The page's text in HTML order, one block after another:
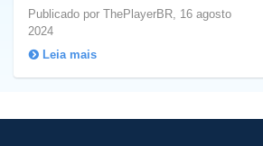
Publicado por ThePlayerBR, 16 agosto
2024
Leia mais